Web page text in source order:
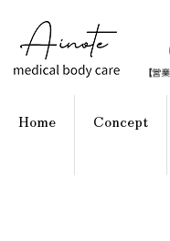
Home Concept